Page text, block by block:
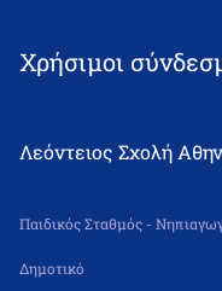
Χρήσιμοι
Λεόντειος Σχολή
Παιδικός Σταθμός -
Δημοτικό